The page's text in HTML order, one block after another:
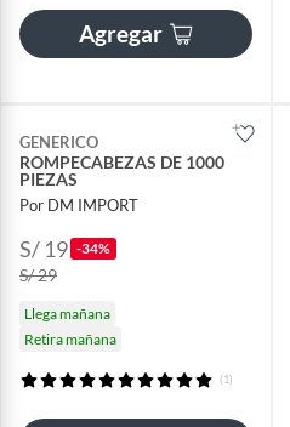
Agregar
GENERICO
ROMPECABEZAS DE 1000
PIEZAS
Por DM IMPORT
S/ 19 -34%
S/ 29
Llega mañana
Retira mañana
(1)